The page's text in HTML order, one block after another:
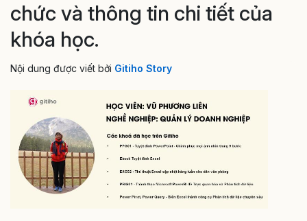
chức và thông tin chi tiết của
khóa học.
Nội dung được viết bởi Gitiho Story